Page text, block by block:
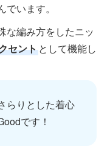
います。
な編み方をしたニッ
セントとして機能し
らりとした着心
です！